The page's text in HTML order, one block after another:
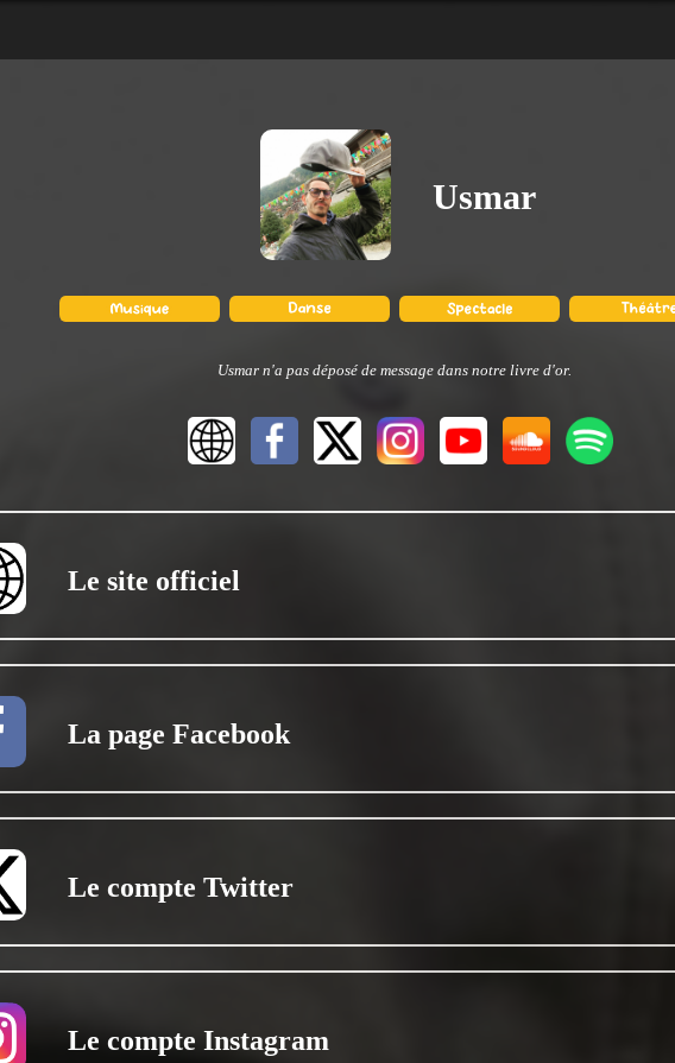
Usmar
Usmar n'a pas déposé de message dans notre livre d'or.
Le site officiel
La page Facebook
Le compte Twitter
Le compte Instagram